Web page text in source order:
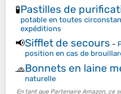
🧪Pastilles de
potable en toutes
expéditions
📢Sifflet de secours -
position en cas de
🧢Bonnets en laine
naturelle
En tant que Partenaire Amazon, ce